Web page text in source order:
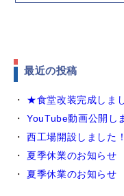
最近の投稿
★食堂改装完成しま
YouTube動画公開し
西工場開設しました！
夏季休業のお知らせ
夏季休業のお知らせ